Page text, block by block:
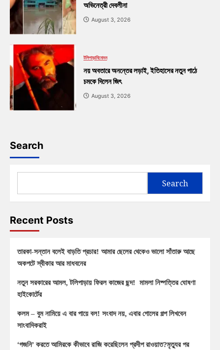
অভিনেত্রী দেবলীনা
August 3, 2026
টলিপাড়াবিনোদন
নয় অবতারে অনন্তের লড়াই, ইতিহাসের নতুন পাঠে
চমকে দিলেন জিৎ
August 3, 2026
Search
Search
Recent Posts
তারকা-সন্তান বলেই বাড়তি প্রচার! আমার ছেলের থেকেও ভালো সাঁতারু আছে
অকপটে স্বীকার আর মাধবনের
নতুন সরকারের আমল, টলিপাড়ায় ফিরল কাজের ছন্দ! মামলা নিষ্পত্তির ঘোষণা
হাইকোর্টের
কলম – বুম নামিয়ে এ বার পায়ে বল! সংবাদ নয়, এবার গোলের গল্প লিখবেন
সাংবাদিকরাই
‘গজনি’ করতে আমিরকে কীভাবে রাজি করেছিলেন প্রদীপ রাওয়াত?মৃত্যুর পর